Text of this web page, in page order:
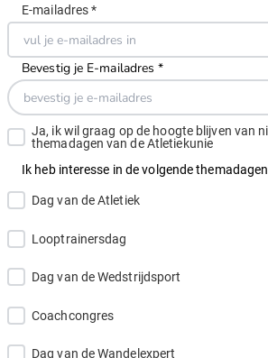
Ik heb interesse in de volgende themadagen